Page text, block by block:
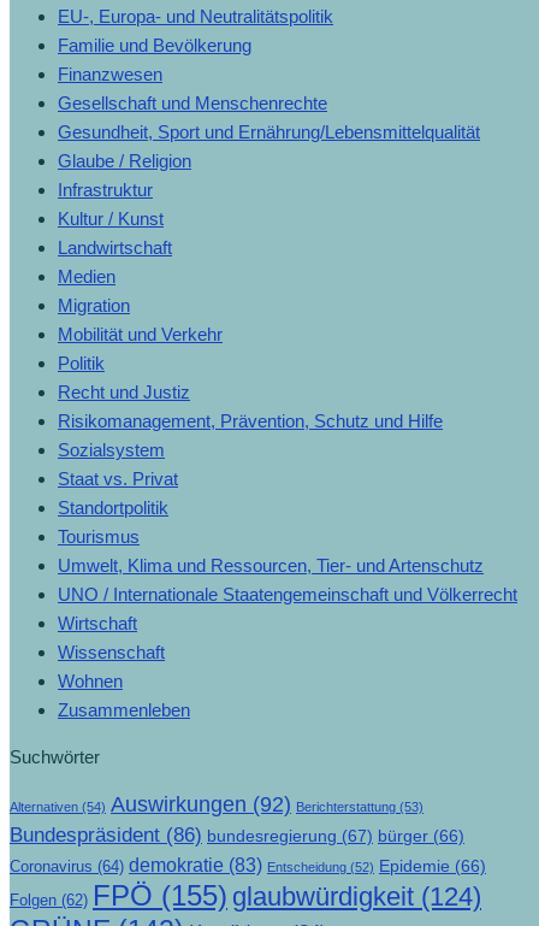
EU-, Europa- und Neutralitätspolitik
Familie und Bevölkerung
Finanzwesen
Gesellschaft und Menschenrechte
Gesundheit, Sport und Ernährung/Lebensmittelqualität
Glaube / Religion
Infrastruktur
Kultur / Kunst
Landwirtschaft
Medien
Migration
Mobilität und Verkehr
Politik
Recht und Justiz
Risikomanagement, Prävention, Schutz und Hilfe
Sozialsystem
Staat vs. Privat
Standortpolitik
Tourismus
Umwelt, Klima und Ressourcen, Tier- und Artenschutz
UNO / Internationale Staatengemeinschaft und Völkerrecht
Wirtschaft
Wissenschaft
Wohnen
Zusammenleben
Suchwörter
Alternativen (54) Auswirkungen (92) Berichterstattung (53)
Bundespräsident (86) bundesregierung (67) bürger (66)
Coronavirus (64) demokratie (83) Entscheidung (52) Epidemie (66)
Folgen (62) FPÖ (155) glaubwürdigkeit (124)